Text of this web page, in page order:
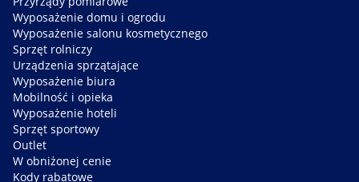
Wyposażenie domu i ogrodu
Wyposażenie salonu kosmetycznego
Sprzęt rolniczy
Urządzenia sprzątające
Wyposażenie biura
Mobilność i opieka
Wyposażenie hoteli
Sprzęt sportowy
Outlet
W obniżonej cenie
Kody rabatowe